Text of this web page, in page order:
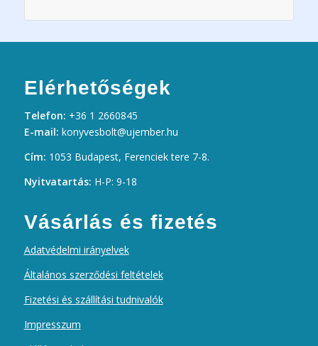
Elérhetőségek
Telefon: +36 1 2660845
E-mail: konyvesbolt@ujember.hu
Cím: 1053 Budapest, Ferenciek tere 7-8.
Nyitvatartás: H-P: 9-18
Vásárlás és fizetés
Adatvédelmi irányelvek
Általános szerződési feltételek
Fizetési és szállítási tudnivalók
Impresszum